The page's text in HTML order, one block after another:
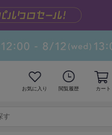
お気に入り 閲覧履歴 カート